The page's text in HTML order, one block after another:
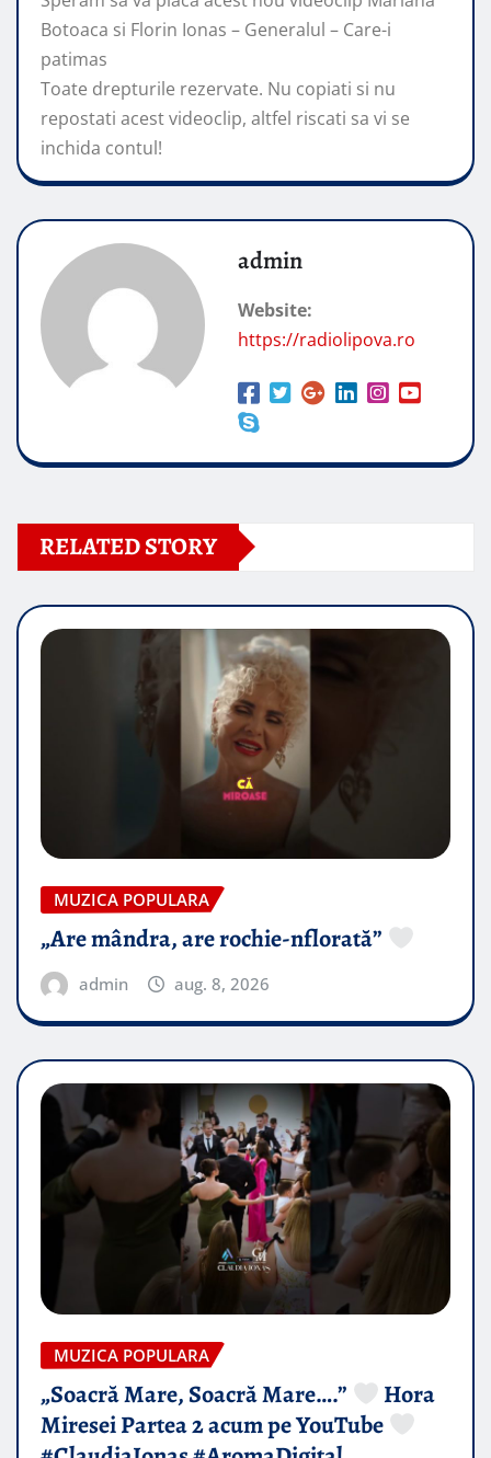
Botoaca si Florin Ionas – Generalul – Care-i
patimas
Toate drepturile rezervate. Nu copiati si nu
repostati acest videoclip, altfel riscati sa vi se
inchida contul!
admin
Website:
https://radiolipova.ro
RELATED STORY
MUZICA POPULARA
„Are mândra, are rochie-nflorată”
admin aug. 8, 2026
MUZICA POPULARA
„Soacră Mare, Soacră Mare….”
Hora
Miresei Partea 2 acum pe YouTube